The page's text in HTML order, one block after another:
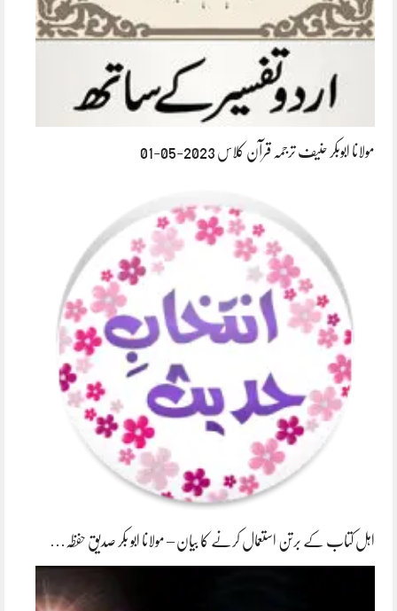
مولانا ابوبکر حنیف ترجمہ قرآن کلاس 2023-05-01
اہل کتاب کے برتن استعمال کرنے کا بیان – مولانا ابو بکر صدیق حفظہ…